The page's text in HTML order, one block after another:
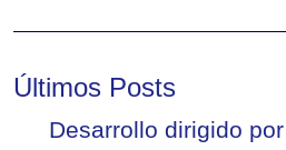
Últimos Posts
Desarrollo dirigido